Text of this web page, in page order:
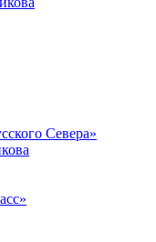
Севера»